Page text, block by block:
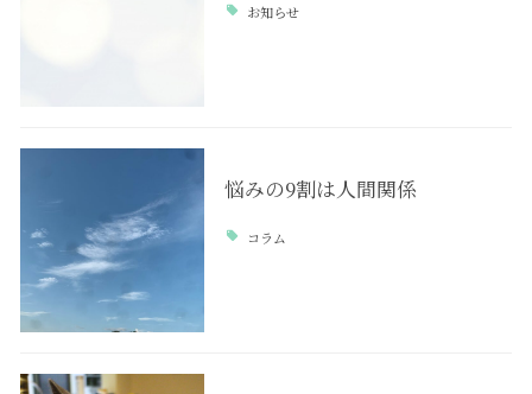
お知らせ
悩みの9割は人間関係
コラム